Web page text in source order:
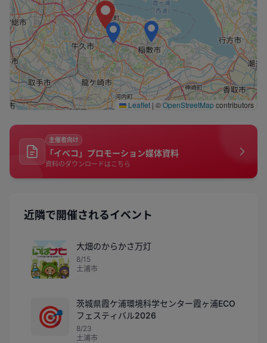
Leaflet | ©OpenStreetMapcontributors
主催者向け
「イベコ」プロモーション媒体資料
資料のダウンロードはこちら
近隣で開催されるイベント
大畑のからかさ万灯
8/15
土浦市
🎯
茨城県霞ケ浦環境科学センター霞ヶ浦ECO
フェスティバル2026
8/23
土浦市